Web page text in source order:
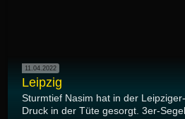
11.04.2022
Leipzig
Sturmtief Nasim hat in der
Druck in der Tüte gesorgt. 3er-